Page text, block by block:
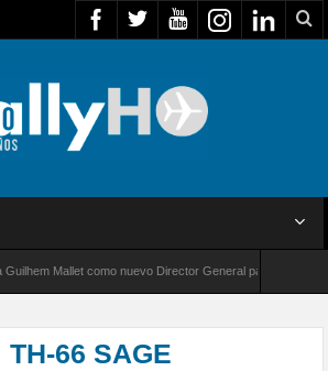
Mallet como nuevo Director General para América Latina
TH-66 SAGE